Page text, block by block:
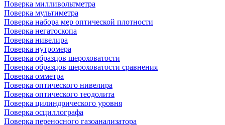
Поверка милливольтметра
Поверка мультиметра
Поверка набора мер оптической плотности
Поверка негатоскопа
Поверка нивелира
Поверка нутромера
Поверка образцов шероховатости
Поверка образцов шероховатости сравнения
Поверка омметра
Поверка оптического нивелира
Поверка оптического теодолита
Поверка цилиндрического уровня
Поверка осциллографа
Поверка переносного газоанализатора